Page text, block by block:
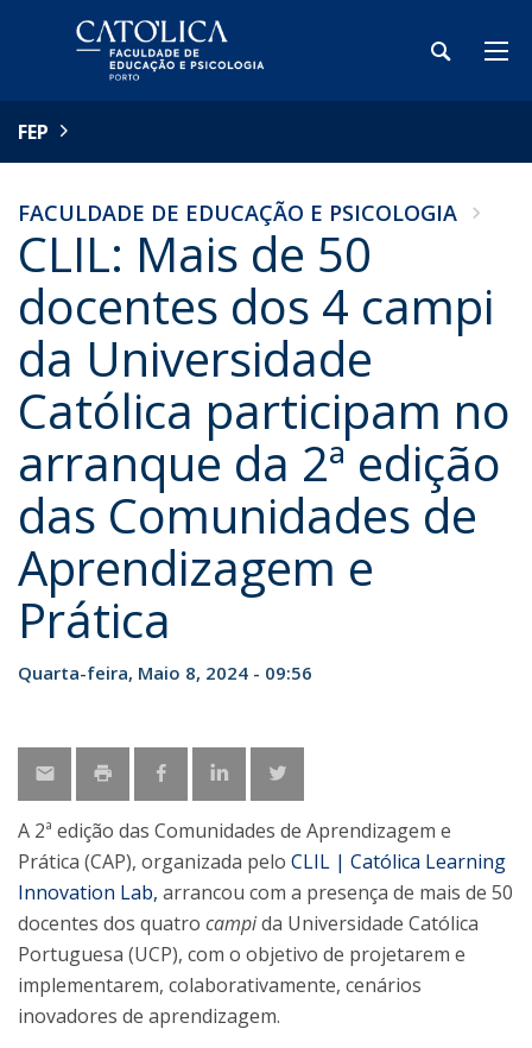
FEP
FACULDADE DE EDUCAÇÃO E PSICOLOGIA
CLIL: Mais de 50
docentes dos 4 campi
da Universidade
Católica participam no
arranque da 2ª edição
das Comunidades de
Aprendizagem e
Prática
Quarta-feira, Maio 8, 2024 - 09:56
A 2ª edição das Comunidades de Aprendizagem e
Prática (CAP), organizada pelo CLIL | Católica Learning
Innovation Lab, arrancou com a presença de mais de 50
docentes dos quatro campida Universidade Católica
Portuguesa (UCP), com o objetivo de projetarem e
implementarem, colaborativamente, cenários
inovadores de aprendizagem.